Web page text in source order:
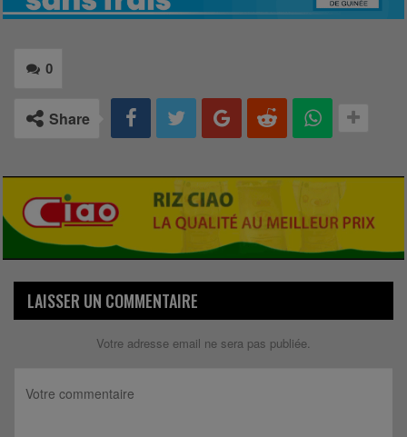
0
Share
LAISSER UN COMMENTAIRE
Votre adresse email ne sera pas publiée.